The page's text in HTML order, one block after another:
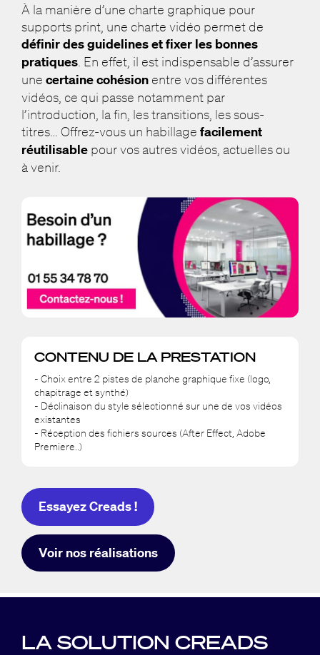
À la manière d’une charte graphique pour
supports print, une charte vidéo permet de
définir des guidelines et fixer les bonnes
pratiques. En effet, il est indispensable d’assurer
une certaine cohésionentre vos différentes
vidéos, ce qui passe notamment par
l’introduction, la fin, les transitions, les sous-
titres… Offrez-vous un habillage facilement
réutilisablepour vos autres vidéos, actuelles ou
à venir.
CONTENU DE LA PRESTATION
- Choix entre 2 pistes de planche graphique fixe (logo,
chapitrage et synthé)
- Déclinaison du style sélectionné sur une de vos vidéos
existantes
- Réception des fichiers sources (After Effect, Adobe
Premiere..)
Essayez Creads !
Voir nos réalisations
LA SOLUTION CREADS